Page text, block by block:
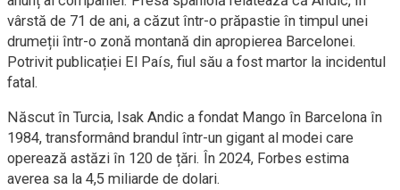
vârstă de 71 de ani, a căzut într-o prăpastie în timpul unei
drumeții într-o zonă montană din apropierea Barcelonei.
Potrivit publicației El País, fiul său a fost martor la incidentul
fatal.
Născut în Turcia, Isak Andic a fondat Mango în Barcelona în
1984, transformând brandul într-un gigant al modei care
operează astăzi în 120 de țări. În 2024, Forbes estima
averea sa la 4,5 miliarde de dolari.